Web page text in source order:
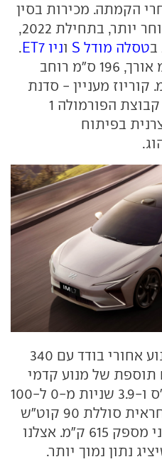
הקמתה. מכירות בסין
החלו כעשרה חודשים מאוחר יותר, בתחילת 2022,
בטסלה מודל S וניו ET7
.
הממדים בהתאם: 501 ס"מ אורך, 196 ס"מ רוחב
גלגלים של 310 ס"מ. קוריוז מעניין - סדנת
וויליאמס המריצה גם את קבוצת הפורמולה 1
בפיתוח
יש שתי גרסאות הנעה: מנוע אחורי בודד עם 340
תוספת של מנוע קדמי
להספק משולב של 578 כ"ס ו-3.9 שניות מ-0 ל-100
קמ"ש. בשתי הגרסאות אחראית סוללת 90 קוט"ש
לטווח, שעל פי התקן הסיני מספק 615 ק"מ. אצלנו
נתון נמוך יותר.